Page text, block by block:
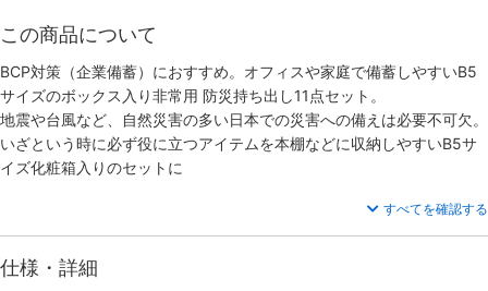
この商品について
BCP対策（企業備蓄）におすすめ。オフィスや家庭で備蓄しやすいB5
サイズのボックス入り非常用 防災持ち出し11点セット。
地震や台風など、自然災害の多い日本での災害への備えは必要不可欠。
いざという時に必ず役に立つアイテムを本棚などに収納しやすいB5サ
イズ化粧箱入りのセットに
すべてを確認する
仕様・詳細